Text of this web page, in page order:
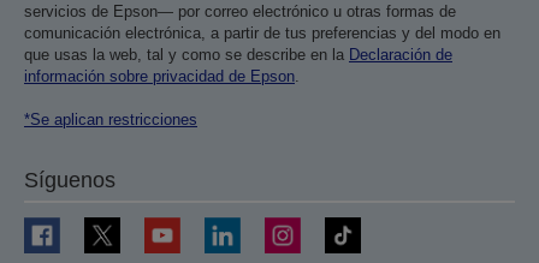
servicios de Epson— por correo electrónico u otras formas de
comunicación electrónica, a partir de tus preferencias y del modo en
que usas la web, tal y como se describe en la Declaración de
información sobre privacidad de Epson.
*Se aplican restricciones
Síguenos